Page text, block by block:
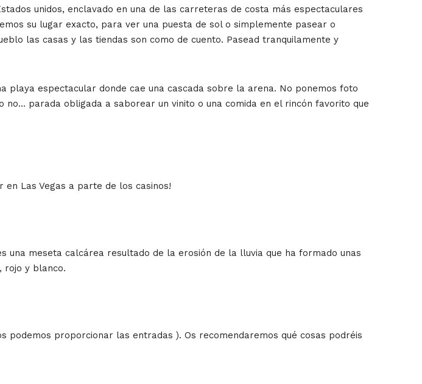
unidos, enclavado en una de las carreteras de costa más espectaculares
su lugar exacto, para ver una puesta de sol o simplemente pasear o
las casas y las tiendas son como de cuento. Pasead tranquilamente y
playa espectacular donde cae una cascada sobre la arena. No ponemos foto
parada obligada a saborear un vinito o una comida en el rincón favorito que
Las Vegas a parte de los casinos!
una meseta calcárea resultado de la erosión de la lluvia que ha formado unas
rojo y blanco.
proporcionar las entradas ). Os recomendaremos qué cosas podréis